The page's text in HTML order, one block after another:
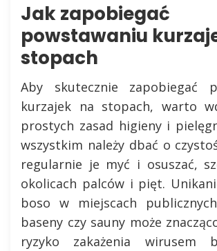
Jak zapobiegać
powstawaniu
stopach
Aby skutecznie zapobiegać
kurzajek na stopach, warto
prostych zasad higieny i
wszystkim należy dbać o
regularnie je myć i osuszać,
okolicach palców i pięt.
boso w miejscach
baseny czy sauny może
ryzyko zakażenia wirusem